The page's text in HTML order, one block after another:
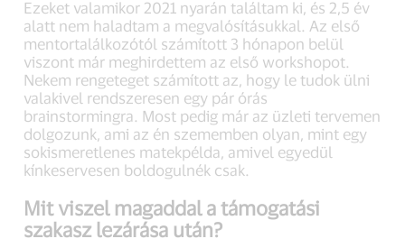
Ezeket valamikor 2021 nyarán találtam ki, és 2,5 év
alatt nem haladtam a megvalósításukkal. Az első
mentortalálkozótól számított 3 hónapon belül
viszont már meghirdettem az első workshopot.
Nekem rengeteget számított az, hogy le tudok ülni
valakivel rendszeresen egy pár órás
brainstormingra. Most pedig már az üzleti tervemen
dolgozunk, ami az én szememben olyan, mint egy
sokismeretlenes matekpélda, amivel egyedül
kínkeservesen boldogulnék csak.
Mit viszel magaddal a támogatási
szakasz lezárása után?